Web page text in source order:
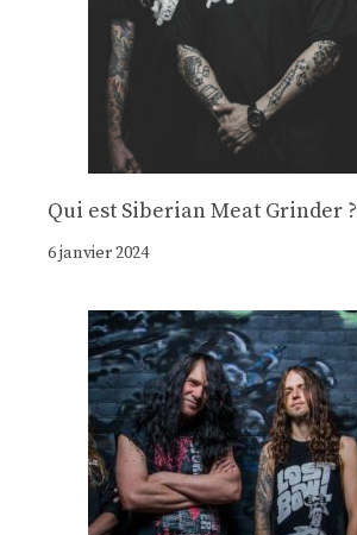
Qui est Siberian Meat Grinder ?
6 janvier 2024